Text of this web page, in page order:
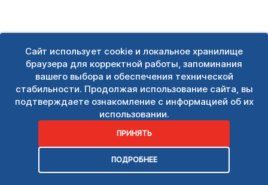
Сайт использует cookie и локальное хранилище
браузера для корректной работы, запоминания
вашего выбора и обеспечения технической
стабильности. Продолжая использование сайта, вы
подтверждаете ознакомление с информацией об их
использовании.
ПРИНЯТЬ
ПОДРОБНЕЕ